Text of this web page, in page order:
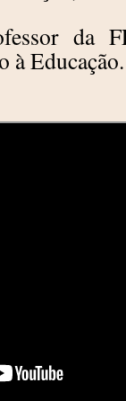
da
à Educação.